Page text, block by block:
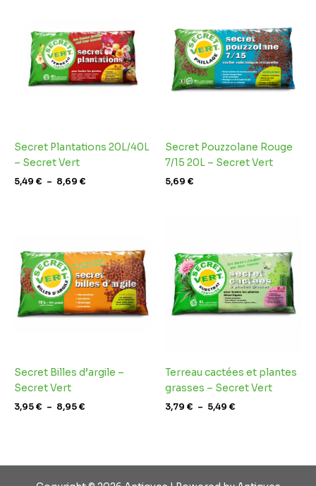
Secret Plantations 20L/40L
– Secret Vert
5,49 € – 8,69 €
5,49 €
à
8,69 €
Secret Pouzzolane Rouge
7/15 20L – Secret Vert
5,69 €
Secret Billes d’argile –
Secret Vert
3,95€ – 8,95€
3,95 €
à
8,95 €
Terreau cactées et plantes
grasses – Secret Vert
3,79 € – 5,49 €
3,79 €
à
5,49 €